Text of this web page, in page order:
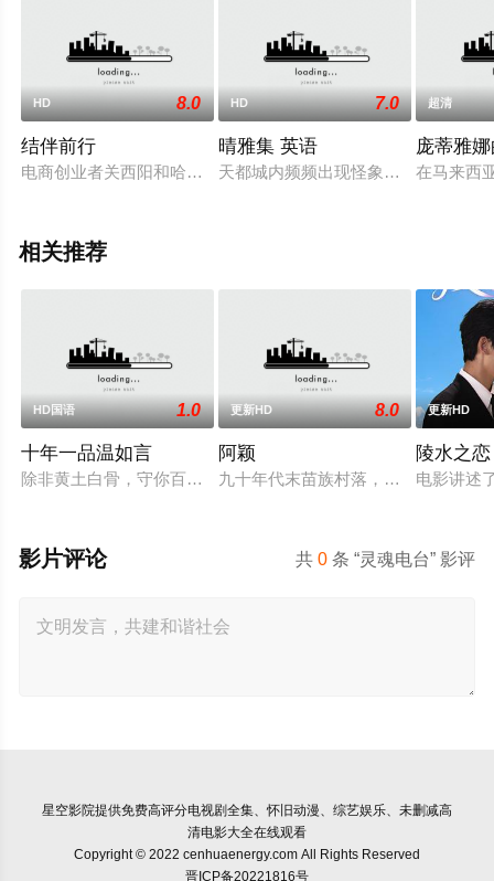
HD 8.0
结伴前行
电商创业者关西阳和哈萨克斯坦纪录片导演古仁娜，两个年轻
HD 7.0
晴雅集 英语
天都城内频频出现怪象，法师们从各
超清
庞蒂雅
在马来西
相关推荐
HD国语 1.0
十年一品温如言
除非黄土白骨，守你百岁无忧，你是否遇见十年羁绊百年奉陪
更新HD 8.0
阿颖
九十年代末苗族村落，女孩阿颖反抗
更新HD
陵水之恋
电影讲述
共0 条 “灵魂电台” 影评
影片评论
星空影院提供免费高评分电视剧全集、怀旧动漫、综艺娱乐、未删减高
清电影大全在线观看
Copyright © 2022 cenhuaenergy.com All Rights Reserved
晋ICP备20221816号